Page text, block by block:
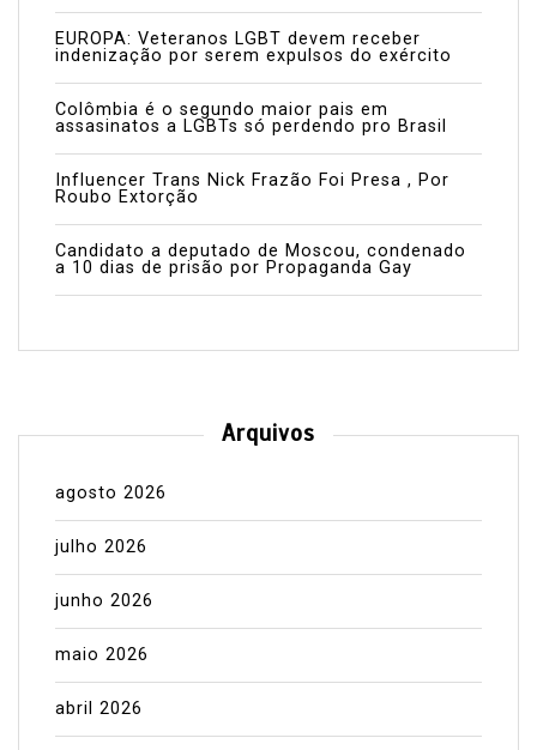
EUROPA: Veteranos LGBT devem receber
indenização por serem expulsos do exército
Colômbia é o segundo maior pais em
assasinatos a LGBTs só perdendo pro Brasil
Influencer Trans Nick Frazão Foi Presa , Por
Roubo Extorção
Candidato a deputado de Moscou, condenado
a 10 dias de prisão por Propaganda Gay
Arquivos
agosto 2026
julho 2026
junho 2026
maio 2026
abril 2026